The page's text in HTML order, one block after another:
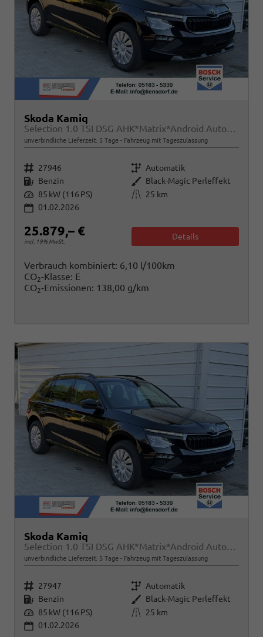
Skoda Kamiq
Selection 1.0 TSI DSG AHK*Matrix*Android Auto*SHZ*Kamera*Keyless*2Z Klimaauto*
unverbindliche Lieferzeit: 5 Tage Fahrzeug mit Tageszulassung
Fahrzeugnr. 27946 Getriebe Automatik
Kraftstoff Benzin Außenfarbe Black-Magic Perleffekt
Leistung 85 kW (116 PS) Kilometerstand
25 km
01.02.2026
25.879,– €
incl. 19% MwSt.
Details
Verbrauch kombiniert: 6,10 l/100km
CO2-Klasse: E
CO2-Emissionen: 138,00 g/km
Skoda Kamiq
Selection 1.0 TSI DSG AHK*Matrix*Android Auto*SHZ*Kamera*Keyless*2Z Klimaauto*
unverbindliche Lieferzeit: 5 Tage Fahrzeug mit Tageszulassung
Fahrzeugnr. 27947 Getriebe Automatik
Kraftstoff Benzin Außenfarbe Black-Magic Perleffekt
Leistung 85 kW (116 PS) Kilometerstand
25 km
01.02.2026